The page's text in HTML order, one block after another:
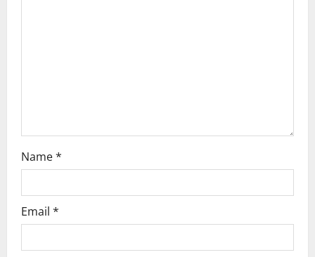
Name*
Email *